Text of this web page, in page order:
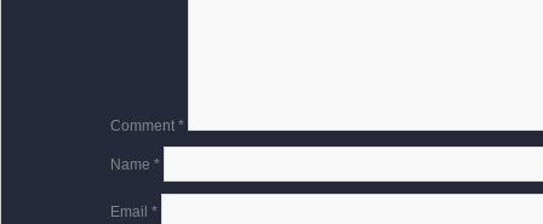
Comment *
Name *
Email *